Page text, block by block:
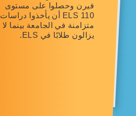
فيرن وحصلوا على مستوى
ELS 110 أن يأخذوا دراسات
متزامنة في الجامعة بينما لا
يزالون طلابًا في ELS.